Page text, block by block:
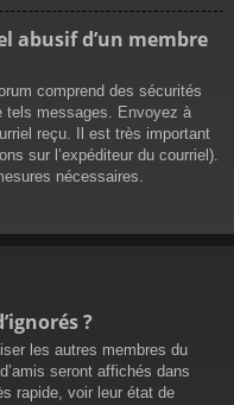
abusif d’un membre
comprend des sécurités
tels messages. Envoyez à
reçu. Il est très important
sur l’expéditeur du courriel).
nécessaires.
?
les autres membres du
seront affichés dans
rapide, voir leur état de